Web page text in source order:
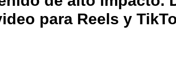
para Reels y